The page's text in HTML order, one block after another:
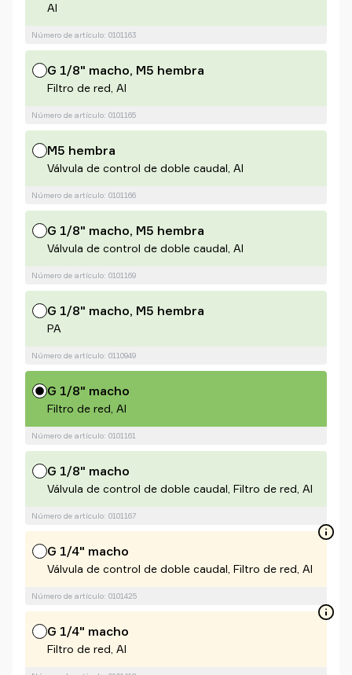
Al
Número de artículo: 0101163
G 1/8" macho, M5 hembra
Filtro de red, Al
Número de artículo: 0101165
M5 hembra
Válvula de control de doble caudal, Al
Número de artículo: 0101166
G 1/8" macho, M5 hembra
Válvula de control de doble caudal, Al
Número de artículo: 0101169
G 1/8" macho, M5 hembra
PA
Número de artículo: 0110949
G 1/8" macho
Filtro de red, Al
Número de artículo: 0101161
G 1/8" macho
Válvula de control de doble caudal, Filtro de red, Al
Número de artículo: 0101167
G 1/4" macho
Válvula de control de doble caudal, Filtro de red, Al
Número de artículo: 0101425
G 1/4" macho
Filtro de red, Al